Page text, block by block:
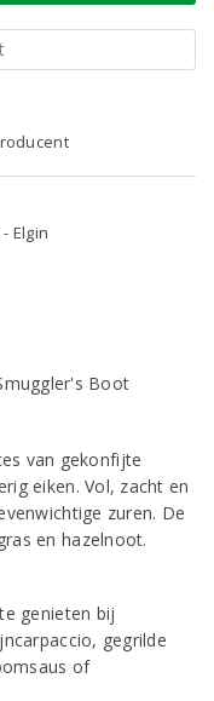
Elgin
van gekonfijte
eiken. Vol, zacht en
zuren. De
en hazelnoot.
genieten bij
gegrilde
of